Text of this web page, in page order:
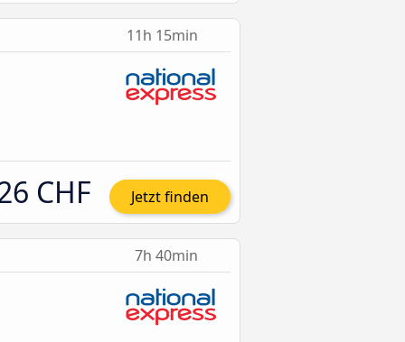
11h 15min
CHF Jetzt finden
7h 40min